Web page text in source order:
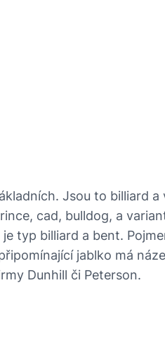
Jsou to billiard
cad, bulldog, a
typ billiard a bent.
jablko má
Dunhill či Peterson.